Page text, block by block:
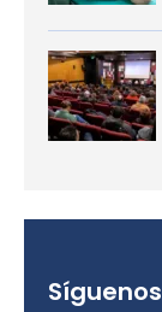
Síguenos